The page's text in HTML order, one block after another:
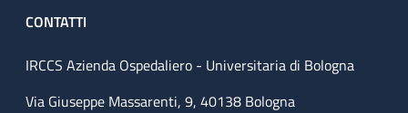
CONTATTI
IRCCS Azienda Ospedaliero - Universitaria di Bologna
Via Giuseppe Massarenti, 9, 40138 Bologna